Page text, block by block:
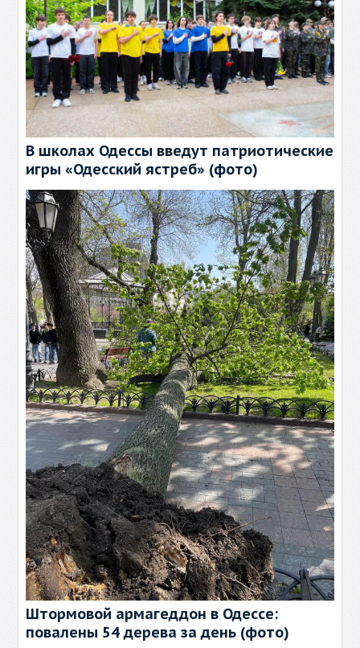
В школах Одессы введут патриотические
игры «Одесский ястреб» (фото)
Штормовой армагеддон в Одессе:
повалены 54 дерева за день (фото)